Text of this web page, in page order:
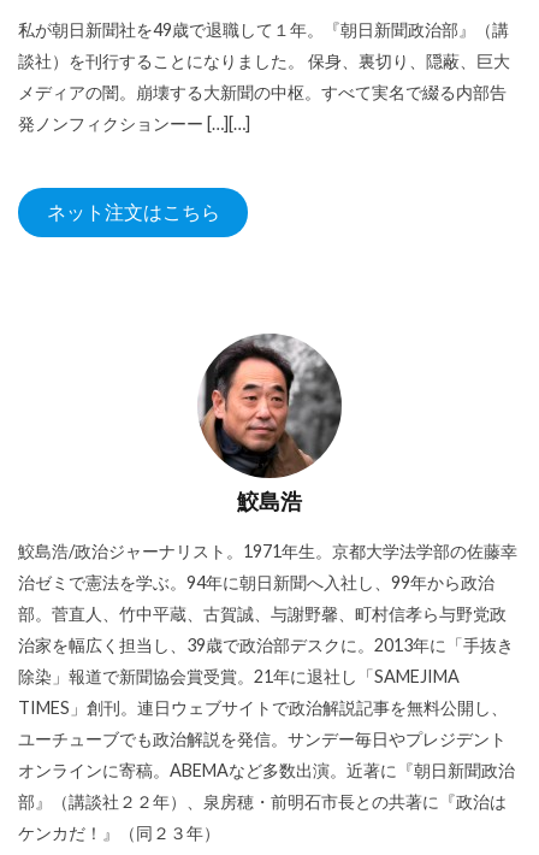
私が朝日新聞社を49歳で退職して１年。『朝日新聞政治部』（講
談社）を刊行することになりました。 保身、裏切り、隠蔽、巨大
メディアの闇。崩壊する大新聞の中枢。すべて実名で綴る内部告
発ノンフィクションーー […][…]
ネット注文はこちら
鮫島浩
鮫島浩/政治ジャーナリスト。1971年生。京都大学法学部の佐藤幸
治ゼミで憲法を学ぶ。94年に朝日新聞へ入社し、99年から政治
部。菅直人、竹中平蔵、古賀誠、与謝野馨、町村信孝ら与野党政
治家を幅広く担当し、39歳で政治部デスクに。2013年に「手抜き
除染」報道で新聞協会賞受賞。21年に退社し「SAMEJIMA
TIMES」創刊。連日ウェブサイトで政治解説記事を無料公開し、
ユーチューブでも政治解説を発信。サンデー毎日やプレジデント
オンラインに寄稿。ABEMAなど多数出演。近著に『朝日新聞政治
部』（講談社２２年）、泉房穂・前明石市長との共著に『政治は
ケンカだ！』（同２３年）